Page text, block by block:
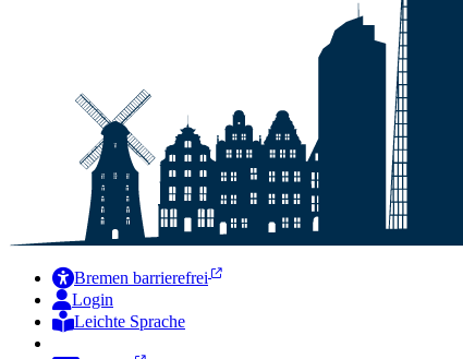
Bremen barrierefrei
Login
Leichte Sprache